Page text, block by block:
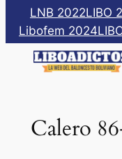
Saltar
contenido
LNB 2022LIBO
Libofem 2024
Calero